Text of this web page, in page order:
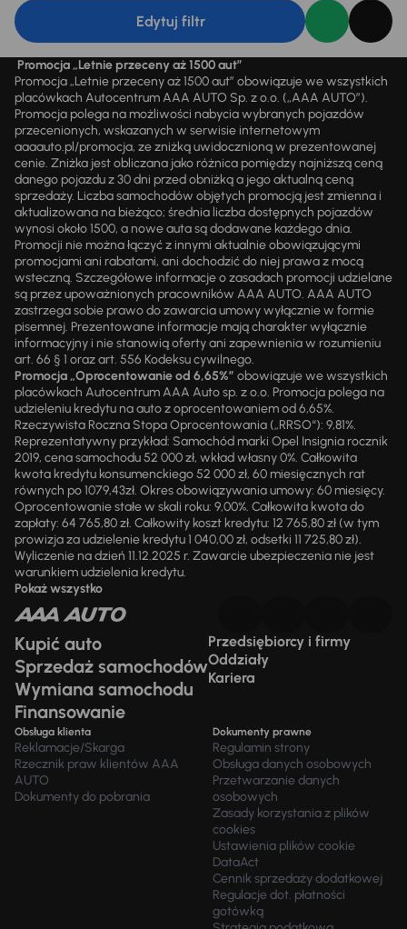
Edytuj filtr
Promocja „Letnie przeceny aż 1500 aut”
Promocja „Letnie przeceny aż 1500 aut” obowiązuje we wszystkich
placówkach Autocentrum AAA AUTO Sp. z o.o. („AAA AUTO”).
Promocja polega na możliwości nabycia wybranych pojazdów
przecenionych, wskazanych w serwisie internetowym
aaaauto.pl/promocja, ze zniżką uwidocznioną w prezentowanej
cenie. Zniżka jest obliczana jako różnica pomiędzy najniższą ceną
danego pojazdu z 30 dni przed obniżką a jego aktualną ceną
sprzedaży. Liczba samochodów objętych promocją jest zmienna i
aktualizowana na bieżąco; średnia liczba dostępnych pojazdów
wynosi około 1500, a nowe auta są dodawane każdego dnia.
Promocji nie można łączyć z innymi aktualnie obowiązującymi
promocjami ani rabatami, ani dochodzić do niej prawa z mocą
wsteczną. Szczegółowe informacje o zasadach promocji udzielane
są przez upoważnionych pracowników AAA AUTO. AAA AUTO
zastrzega sobie prawo do zawarcia umowy wyłącznie w formie
pisemnej. Prezentowane informacje mają charakter wyłącznie
informacyjny i nie stanowią oferty ani zapewnienia w rozumieniu
art. 66 § 1 oraz art. 556 Kodeksu cywilnego.
Promocja „Oprocentowanie od 6,65%” obowiązuje we wszystkich
placówkach Autocentrum AAA Auto sp. z o.o. Promocja polega na
udzieleniu kredytu na auto z oprocentowaniem od 6,65%.
Rzeczywista Roczna Stopa Oprocentowania („RRSO“): 9,81%.
Reprezentatywny przykład: Samochód marki Opel Insignia rocznik
2019, cena samochodu 52 000 zł, wkład własny 0%. Całkowita
kwota kredytu konsumenckiego 52 000 zł, 60 miesięcznych rat
równych po 1079,43zł. Okres obowiązywania umowy: 60 miesięcy.
Oprocentowanie stałe w skali roku: 9,00%. Całkowita kwota do
zapłaty: 64 765,80 zł. Całkowity koszt kredytu: 12 765,80 zł (w tym
prowizja za udzielenie kredytu 1 040,00 zł, odsetki 11 725,80 zł).
Wyliczenie na dzień 11.12.2025 r. Zawarcie ubezpieczenia nie jest
warunkiem udzielenia kredytu.
Pokaż wszystko
Kupić auto
Sprzedaż samochodów
Wymiana samochodu
Finansowanie
Przedsiębiorcy i firmy
Oddziały
Kariera
Obsługa klienta
Reklamacje/Skarga
Rzecznik praw klientów AAA
AUTO
Dokumenty do pobrania
Dokumenty prawne
Regulamin strony
Obsługa danych osobowych
Przetwarzanie danych
osobowych
Zasady korzystania z plików
cookies
Ustawienia plików cookie
DataAct
Cennik sprzedaży dodatkowej
Regulacje dot. płatności
gotówką